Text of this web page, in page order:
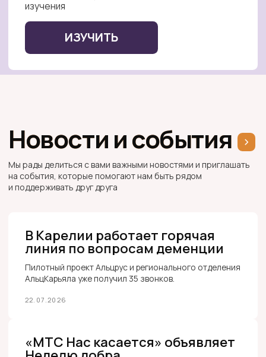
Этой суммы хватит чтобы человек с деменцией
смог посетить одну встречу
Получайте новости фонда, анонсы встреч
Почтовый адрес
По всем вопросам